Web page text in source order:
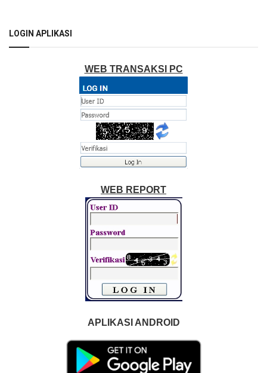
LOGIN APLIKASI
WEB TRANSAKSI PC
WEB REPORT
APLIKASI ANDROID